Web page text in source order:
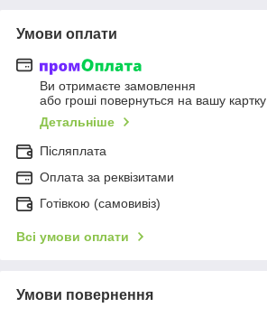
Умови оплати
Ви отримаєте замовлення
або гроші повернуться на вашу картку
Детальніше
Післяплата
Оплата за реквізитами
Готівкою (самовивіз)
Всі умови оплати
Умови повернення